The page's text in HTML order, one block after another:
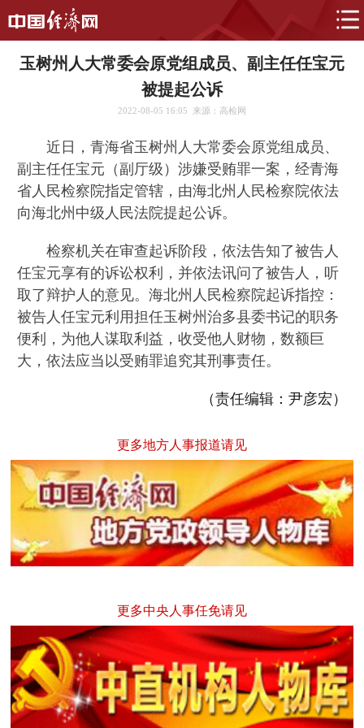
玉树州人大常委会原党组成员、副主任任宝元
被提起公诉
2022-08-05 16:05 来源：高检网
近日，青海省玉树州人大常委会原党组成员、
副主任任宝元（副厅级）涉嫌受贿罪一案，经青海
省人民检察院指定管辖，由海北州人民检察院依法
向海北州中级人民法院提起公诉。
检察机关在审查起诉阶段，依法告知了被告人
任宝元享有的诉讼权利，并依法讯问了被告人，听
取了辩护人的意见。海北州人民检察院起诉指控：
被告人任宝元利用担任玉树州治多县委书记的职务
便利，为他人谋取利益，收受他人财物，数额巨
大，依法应当以受贿罪追究其刑事责任。
（责任编辑：尹彦宏）
更多地方人事报道请见
更多中央人事任免请见